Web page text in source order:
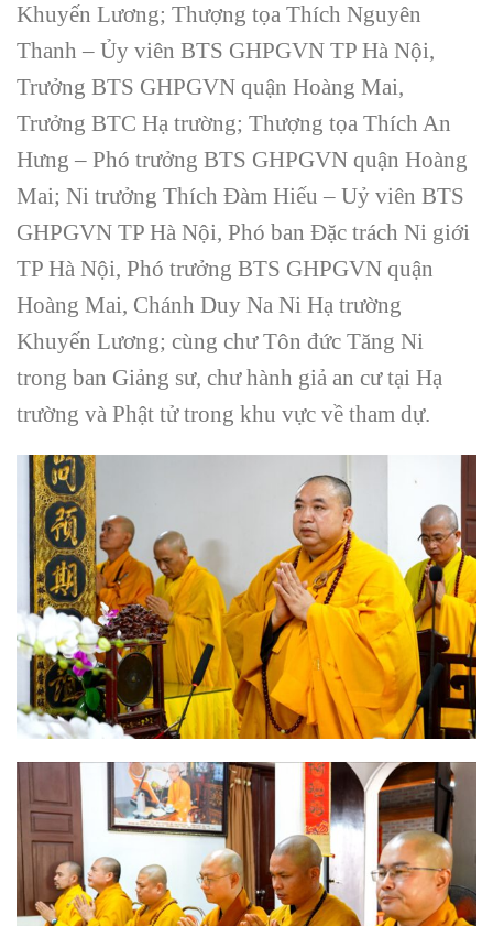
Khuyến Lương; Thượng tọa Thích Nguyên
Thanh – Ủy viên BTS GHPGVN TP Hà Nội,
Trưởng BTS GHPGVN quận Hoàng Mai,
Trưởng BTC Hạ trường; Thượng tọa Thích An
Hưng – Phó trưởng BTS GHPGVN quận Hoàng
Mai; Ni trưởng Thích Đàm Hiếu – Uỷ viên BTS
GHPGVN TP Hà Nội, Phó ban Đặc trách Ni giới
TP Hà Nội, Phó trưởng BTS GHPGVN quận
Hoàng Mai, Chánh Duy Na Ni Hạ trường
Khuyến Lương; cùng chư Tôn đức Tăng Ni
trong ban Giảng sư, chư hành giả an cư tại Hạ
trường và Phật tử trong khu vực về tham dự.